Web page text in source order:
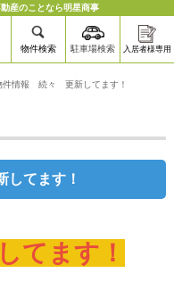
産のことなら明星商事
物件検索 駐車場検索 入居者様専用
件情報 続々 更新してます！
てます！
てます！